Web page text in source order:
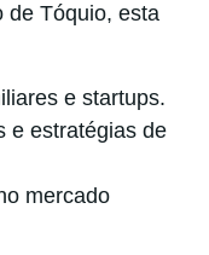
de Tóquio, esta
e startups.
e estratégias de
mercado